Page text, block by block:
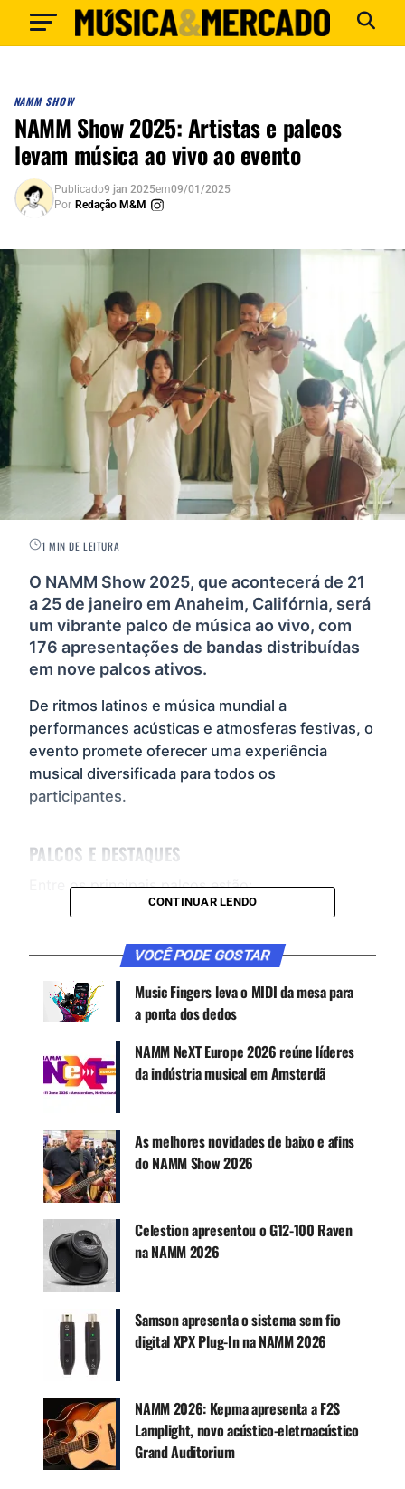
NAMM SHOW
NAMM Show 2025: Artistas e palcos
levam música ao vivo ao evento
Publicado9 jan 2025em09/01/2025
Por Redação M&M
1 MIN DE LEITURA
O NAMM Show 2025, que acontecerá de 21
a 25 de janeiro em Anaheim, Califórnia, será
um vibrante palco de música ao vivo, com
176 apresentações de bandas distribuídas
em nove palcos ativos.
De ritmos latinos e música mundial a
performances acústicas e atmosferas festivas, o
evento promete oferecer uma experiência
musical diversificada para todos os
participantes.
PALCOS E DESTAQUES
Entre os principais palcos estão:
Yamaha Grand Plaza Stage
Yamaha Fountain Stage
NAMM Center Stage
ADJ Arena Plaza
longo do horário do evento. Além disso, outros
espaços, como o DAS Audio Hilton Stage, EAW
Marriott Stage, Meyer Sound Westin Stage e
Sheraton Park Stage, oferecerão música ao vivo
desde o início da tarde até tarde da noite.
PERFORMANCES CONFIRMADAS
Alguns dos artistas já confirmados incluem:
wholesoul: Quarta-feira, 22 de janeiro, às 18h, no
Meyer Sound Westin Stage.
Veritus Miller: Sexta-feira, 24 de janeiro, às 14h,
no ADJ Arena Plaza Stage.
La Mera Candelaria: Sábado, 25 de janeiro, às
16h, no NAMM Center Stage.
Endah N Rhesa: Quinta-feira, 23 de janeiro, às
21h, no NAMM Sheraton Park Stage.
A EXPERIÊNCIA NAMM
CONTINUAR LENDO
VOCÊ PODE GOSTAR
Music Fingers leva o MIDI da mesa para
a ponta dos dedos
NAMM NeXT Europe 2026 reúne líderes
da indústria musical em Amsterdã
As melhores novidades de baixo e afins
do NAMM Show 2026
Celestion apresentou o G12-100 Raven
na NAMM 2026
Samson apresenta o sistema sem fio
digital XPX Plug-In na NAMM 2026
NAMM 2026: Kepma apresenta a F2S
Lamplight, novo acústico-eletroacústico
Grand Auditorium